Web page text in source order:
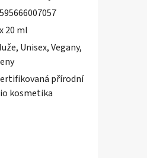
20 ml
Unisex, Vegany,
přírodní
kosmetika